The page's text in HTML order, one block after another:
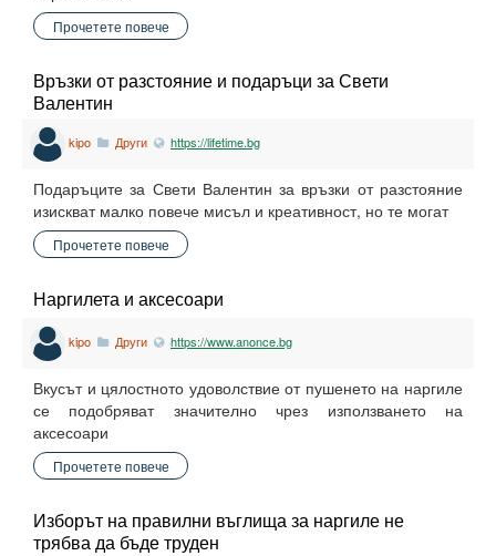
Прочетете повече
Връзки от разстояние и подаръци за Свети
Валентин
kipo Други https://lifetime.bg
Подаръците за Свети Валентин за връзки от разстояние
изискват малко повече мисъл и креативност, но те могат
Прочетете повече
Наргилета и аксесоари
kipo Други https://www.anonce.bg
Вкусът и цялостното удоволствие от пушенето на наргиле
се подобряват значително чрез използването на
аксесоари
Прочетете повече
Изборът на правилни въглища за наргиле не
трябва да бъде труден